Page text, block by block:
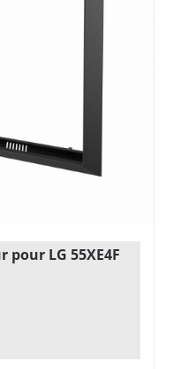
pour LG 55XE4F